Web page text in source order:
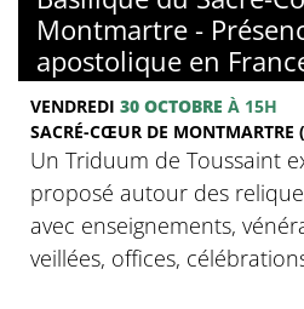
Montmartre -
apostolique en
VENDREDI 30 OCTOBRE À 15H
SACRÉ-CŒUR DE MONTMARTRE
Un Triduum de Toussaint
proposé autour des
avec enseignements,
veillées, offices,